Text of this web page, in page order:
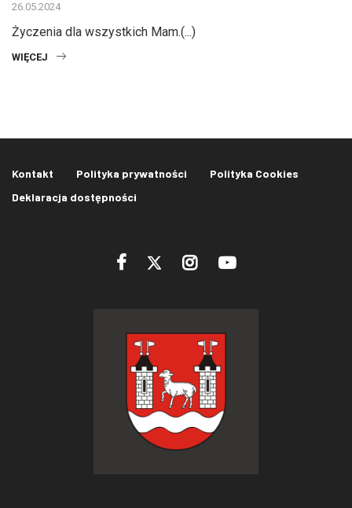
26.05.2024
Życzenia dla wszystkich Mam.(...)
WIĘCEJ
Kontakt Polityka prywatności
Polityka Cookies
Deklaracja dostępności